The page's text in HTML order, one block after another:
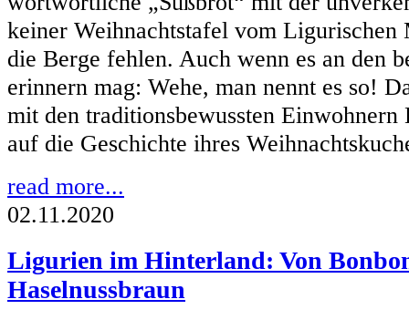
keiner Weihnachtstafel vom Ligurischen
die Berge fehlen. Auch wenn es an den
erinnern mag: Wehe, man nennt es so!
mit den traditionsbewussten
auf die Geschichte ihres
read more...
02.11.2020
Ligurien im Hinterland: Von
Haselnussbraun